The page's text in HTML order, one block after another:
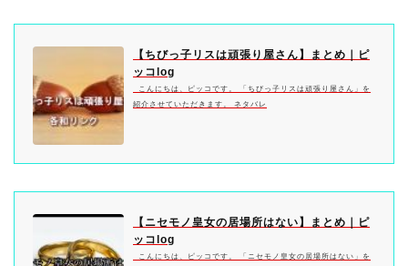
【ちびっ子リスは頑張り屋さん】まとめ｜ピ
ッコlog
こんにちは、ピッコです。 「ちびっ子リスは頑張り屋さん」を
紹介させていただきます。 ネタバレ
【ニセモノ皇女の居場所はない】まとめ｜ピ
ッコlog
こんにちは、ピッコです。 「ニセモノ皇女の居場所はない」を